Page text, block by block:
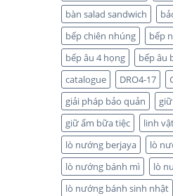
bàn salad sandwich
bếp chiên nhúng
bếp
bếp âu 4 họng
bếp âu
catalogue
DRO4-17
giải pháp bảo quản
giữ ấm bữa tiệc
linh
lò nướng berjaya
lò
lò nướng bánh mì
lò
lò nướng bánh sinh nhật